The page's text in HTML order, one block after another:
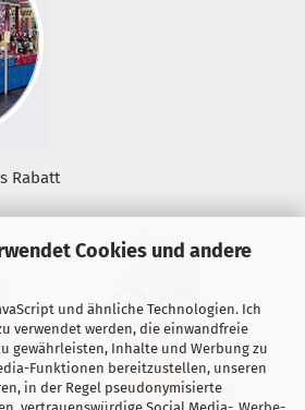
Cookies und andere
und ähnliche Technologien. Ich
verwendet werden, die einwandfreie
gewährleisten, Inhalte und Werbung zu
Funktionen bereitzustellen, unseren
in der Regel pseudonymisierte
Rabatt